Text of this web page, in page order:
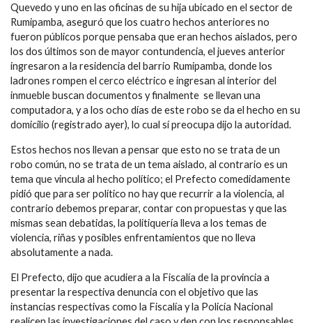
Quevedo y uno en las oficinas de su hija ubicado en el sector de
Rumipamba, aseguró que los cuatro hechos anteriores no
fueron públicos porque pensaba que eran hechos aislados, pero
los dos últimos son de mayor contundencia, el jueves anterior
ingresaron a la residencia del barrio Rumipamba, donde los
ladrones rompen el cerco eléctrico e ingresan al interior del
inmueble buscan documentos y finalmente se llevan una
computadora, y a los ocho días de este robo se da el hecho en su
domicilio (registrado ayer), lo cual sí preocupa dijo la autoridad.
Estos hechos nos llevan a pensar que esto no se trata de un
robo común, no se trata de un tema aislado, al contrario es un
tema que vincula al hecho político; el Prefecto comedidamente
pidió que para ser político no hay que recurrir a la violencia, al
contrario debemos preparar, contar con propuestas y que las
mismas sean debatidas, la politiquería lleva a los temas de
violencia, riñas y posibles enfrentamientos que no lleva
absolutamente a nada.
El Prefecto, dijo que acudiera a la Fiscalía de la provincia a
presentar la respectiva denuncia con el objetivo que las
instancias respectivas como la Fiscalía y la Policía Nacional